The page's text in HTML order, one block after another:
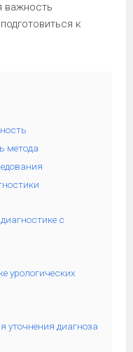
важность
к
метода
с
урологических
уточнения диагноза